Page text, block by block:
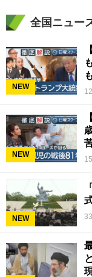
全国ニュー
NEW
NEW
NEW